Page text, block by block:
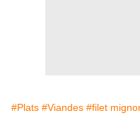
#Plats #Viandes #filet